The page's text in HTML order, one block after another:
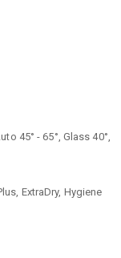
45° - 65°, Glass 40°,
ExtraDry, Hygiene